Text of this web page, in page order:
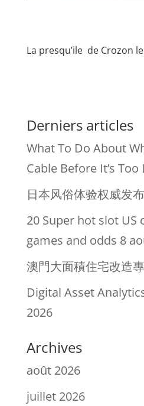
La presqu’ile de Crozon
Derniers articles
What To Do About
Cable Before It’s Too
日本风俗体验权威发布
20 Super hot slot US
games and odds 8
澳門大面積住宅改造
Digital Asset
2026
Archives
août 2026
juillet 2026